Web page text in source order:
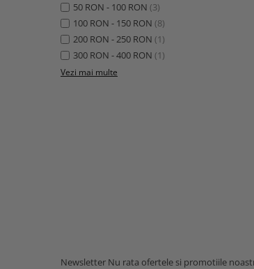
50 RON - 100 RON (3)
100 RON - 150 RON (8)
200 RON - 250 RON (1)
300 RON - 400 RON (1)
Vezi mai multe
Newsletter Nu rata ofertele si promotiile